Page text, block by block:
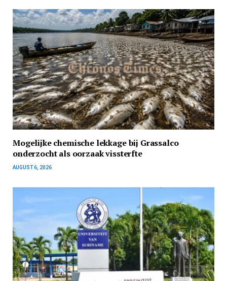
Mogelijke chemische lekkage bij Grassalco
onderzocht als oorzaak vissterfte
AUGUST 6, 2026